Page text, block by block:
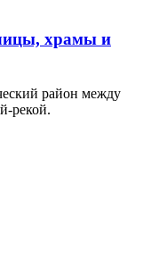
храмы и
район между
рекой.